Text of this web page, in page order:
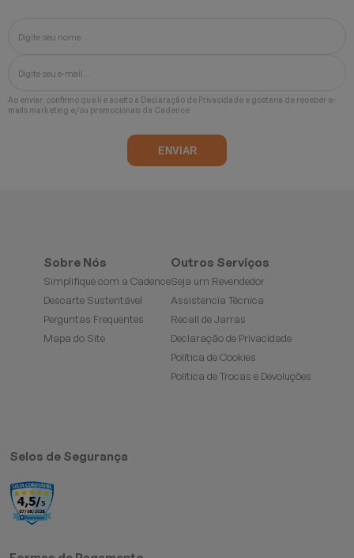
Ao enviar, confirmo que li e aceito a Declaração de Privacidade e gostaria de receber e-
mails marketing e/ou promocionais da Cadence
Sobre Nós
Simplifique com a Cadence
Descarte Sustentável
Perguntas Frequentes
Mapa do Site
Outros Serviços
Seja um Revendedor
Assistencia Técnica
Recall de Jarras
Declaração de Privacidade
Política de Cookies
Política de Trocas e Devoluções
Selos de Segurança